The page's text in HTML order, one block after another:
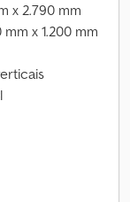
x 2.790 mm
x 1.200 mm